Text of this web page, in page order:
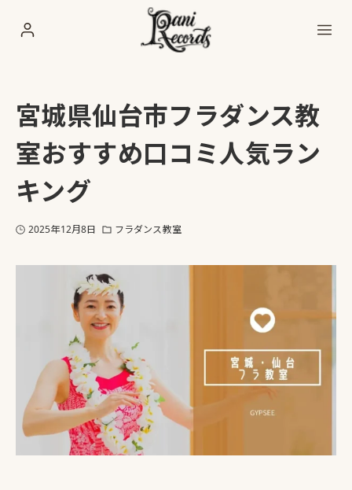
宮城県仙台市フラダンス教
室おすすめ口コミ人気ラン
キング
2025年12月8日 フラダンス教室